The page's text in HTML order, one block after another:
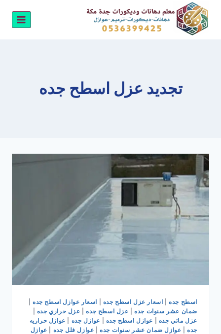
التجاوز
المحتوى
تجديد عزل اسطح جده
اسطح جده| اسعار عزل اسطح جده اسعار عوازل اسطح جده|
ضمان عشر سنوات جده| عزل اسطح جده| عزل حراري جده
عزل مائي جده
عوازل اسطح جده عوازل جده
عوازل حراريه
جده| عوازل ضمان عشر سنوات جده| عوازل فلل جده
عوازل